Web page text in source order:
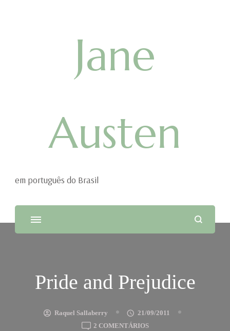
Jane
Austen
em português do Brasil
Pride and Prejudice
Raquel Sallaberry
21/09/2011
2 COMENTÁRIOSEM